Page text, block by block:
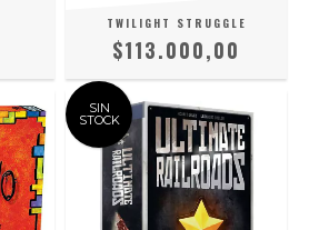
TWILIGHT STRUGGLE
$113.000,00
SIN
STOCK